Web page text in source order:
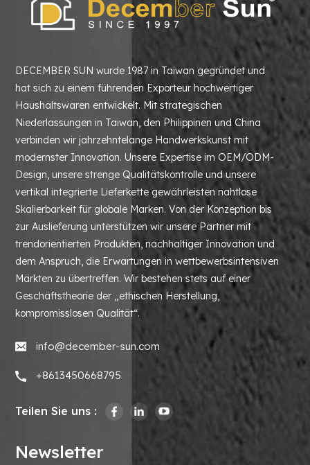
DECEMBER SUN wurde 1987 in Taiwan gegründet und
hat sich zu einem führenden Exporteur hochwertiger
Haushaltswaren entwickelt. Mit strategischen
Niederlassungen in Taiwan, den Philippinen und China
verbinden wir jahrzehntelange Handwerkskunst mit
modernster Innovation. Unsere Expertise im OEM/ODM-
Design, unsere strenge Qualitätskontrolle und unsere
vertikal integrierte Lieferkette gewährleisten nahtlose
Skalierbarkeit für globale Marken. Von der Konzeption bis
zur Auslieferung unterstützen wir unsere Partner mit
trendorientierten Produkten, nachhaltiger Innovation und
dem Anspruch, die Erwartungen in wettbewerbsintensiven
Märkten zu übertreffen. Wir bestehen stets auf einer
Geschäftstheorie der „ethischen Herstellung,
kompromisslosen Qualität“.
info@december-sun.com
+8613450668795
Teilen Sie uns :
Newsletter